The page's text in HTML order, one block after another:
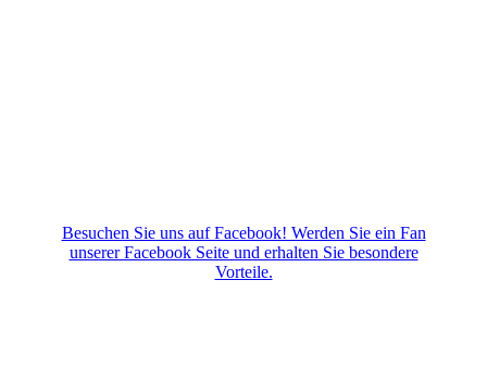
Besuchen Sie uns auf Facebook! Werden Sie ein Fan
unserer Facebook Seite und erhalten Sie besondere
Vorteile.